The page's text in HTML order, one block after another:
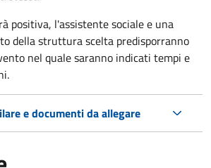
positiva, l'assistente sociale e una
della struttura scelta predisporranno
nel quale saranno indicati tempi e
e documenti da allegare